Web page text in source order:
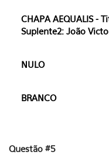
CHAPA AEQUALIS -
Suplente2: João
NULO
BRANCO
Questão #5